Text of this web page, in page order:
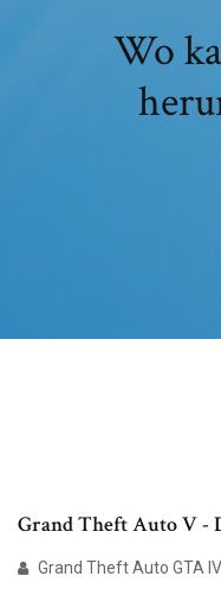
Wo
Grand Theft Auto V -
Grand Theft Auto GTA